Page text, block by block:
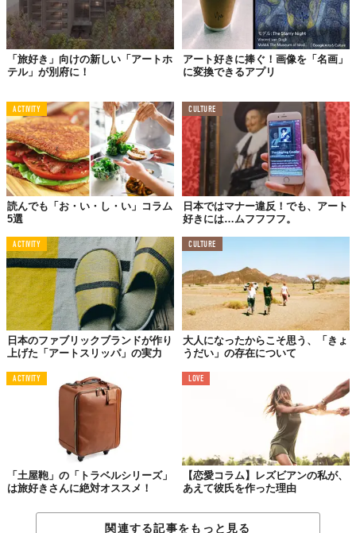
みんなが別々の外から一緒の中に入ったって感じ。
お隣の人と軽くおしゃべ りして、マスターが ってくれた揚げ出
し豆腐 がうめー！また 注文しちゃう。こうして、気 づいたら、予
算以上のレモ ン いただいた。でもね、美
こういうのもマジックオブジャパンだよ。
©Haiku Joji
マジックモーメントがたくさんある 、それが好きだわ！
「旅好き」向けの新しい「アートホ
テル」が別府に！
アート好きに捧ぐ！画像を「名画」
に変換できるアプリ
ACTIVITY
読んでも「お・い・し・い」コラム
5選
CULTURE
日本ではマナー違反！でも、アート
好きには…ムフフフフ。
ACTIVITY
日本のファブリックブランドが作り
上げた「アートスリッパ」の実力
CULTURE
大人になったからこそ思う、「きょ
うだい」の存在について
ACTIVITY
「土屋鞄」の「トラベルシリーズ」
は旅好きさんに絶対オススメ！
LOVE
【恋愛コラム】レズビアンの私が、
あえて彼氏を作った理由
関連する記事をもっと見る